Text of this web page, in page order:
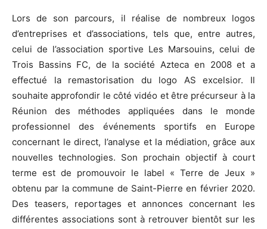
Lors de son parcours, il réalise de nombreux logos
d’entreprises et d’associations, tels que, entre autres,
celui de l’association sportive Les Marsouins, celui de
Trois Bassins FC, de la société Azteca en 2008 et a
effectué la remastorisation du logo AS excelsior. Il
souhaite approfondir le côté vidéo et être précurseur à la
Réunion des méthodes appliquées dans le monde
professionnel des événements sportifs en Europe
concernant le direct, l’analyse et la médiation, grâce aux
nouvelles technologies. Son prochain objectif à court
terme est de promouvoir le label « Terre de Jeux »
obtenu par la commune de Saint-Pierre en février 2020.
Des teasers, reportages et annonces concernant les
différentes associations sont à retrouver bientôt sur les